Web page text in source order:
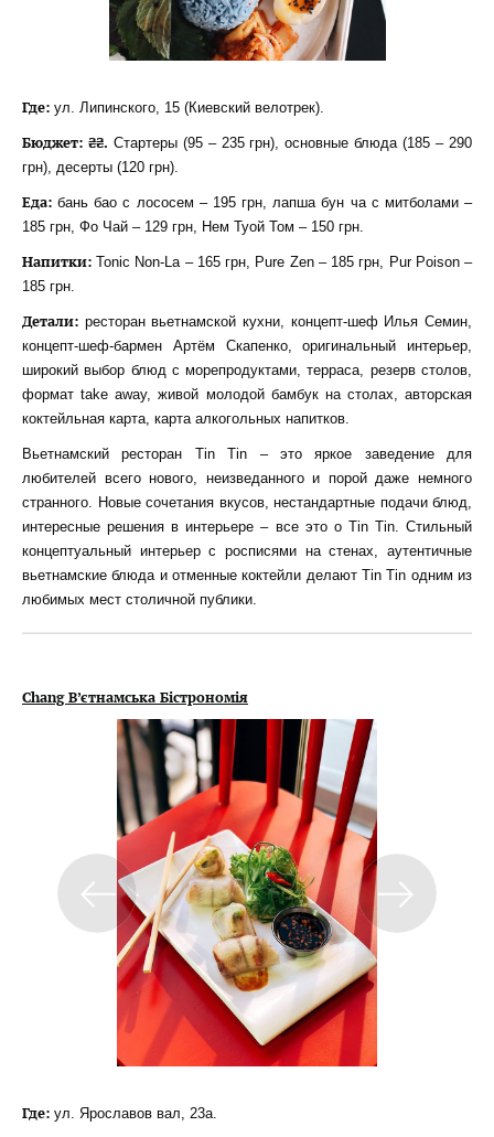
Где: ул. Липинского, 15 (Киевский велотрек).
Бюджет: ₴₴. Стартеры (95 – 235 грн), основные блюда (185 – 290
грн), десерты (120 грн).
Еда: бань бао с лососем – 195 грн, лапша бун ча с митболами –
185 грн, Фо Чай – 129 грн, Нем Туой Том – 150 грн.
Напитки: Tonic Non-La – 165 грн, Pure Zen – 185 грн, Pur Poison –
185 грн.
Детали: ресторан вьетнамской кухни, концепт-шеф Илья Семин,
концепт-шеф-бармен Артём Скапенко, оригинальный интерьер,
широкий выбор блюд с морепродуктами, терраса, резерв столов,
формат take away, живой молодой бамбук на столах, авторская
коктейльная карта, карта алкогольных напитков.
Вьетнамский ресторан Tin Tin – это яркое заведение для
любителей всего нового, неизведанного и порой даже немного
странного. Новые сочетания вкусов, нестандартные подачи блюд,
интересные решения в интерьере – все это о Tin Tin. Стильный
концептуальный интерьер с росписями на стенах, аутентичные
вьетнамские блюда и отменные коктейли делают Tin Tin одним из
любимых мест столичной публики.
Chang В’єтнамська Бістрономія
Где: ул. Ярославов вал, 23а.